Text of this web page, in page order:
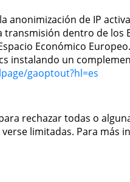
anonimización de IP
transmisión dentro de los
Económico Europeo.
instalando un
gaoptout?hl=es
rechazar todas o
limitadas. Para más